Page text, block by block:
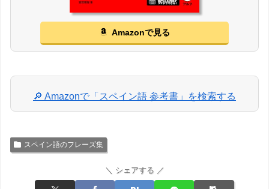
Amazonで見る
🔎 Amazonで「スペイン語 参考書」を検索する
スペイン語のフレーズ集
＼ シェアする ／